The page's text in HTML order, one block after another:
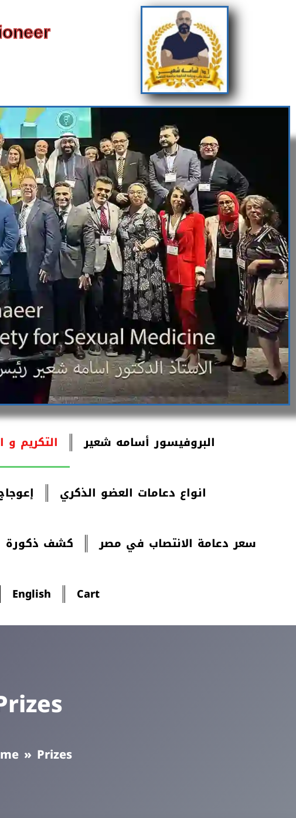
البروفيسور أسامه شعير التكريم و
انواع دعامات العضو الذكري
سعر دعامة الانتصاب في مصر كشف ذكورة
Cart
English
» Prizes